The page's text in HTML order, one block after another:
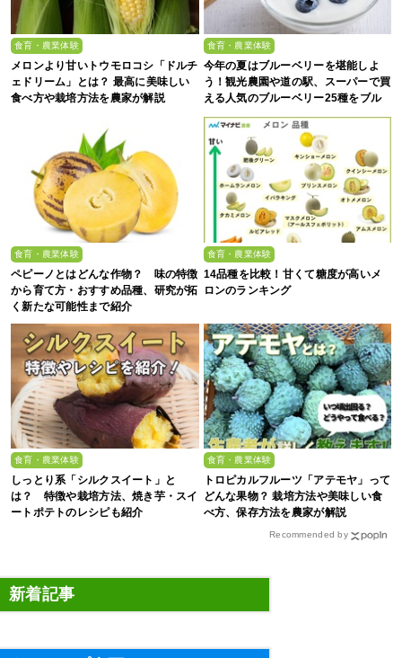
食育・農業体験
メロンより甘いトウモロコシ「ドルチ
ェドリーム」とは？ 最高に美味しい
食べ方や栽培方法を農家が解説
食育・農業体験
今年の夏はブルーベリーを堪能しよ
う！観光農園や道の駅、スーパーで買
える人気のブルーベリー25種をブル
ーベリー農家の息子が解説
食育・農業体験
ペピーノとはどんな作物？ 味の特徴
から育て方・おすすめ品種、研究が拓
く新たな可能性まで紹介
食育・農業体験
14品種を比較！甘くて糖度が高いメ
ロンのランキング
食育・農業体験
しっとり系「シルクスイート」と
は？ 特徴や栽培方法、焼き芋・スイ
ートポテトのレシピも紹介
食育・農業体験
トロピカルフルーツ「アテモヤ」って
どんな果物？ 栽培方法や美味しい食
べ方、保存方法を農家が解説
Recommended by
新着記事